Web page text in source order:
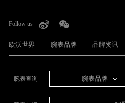
Follow us
欧沃世界 腕表品牌 品牌资讯
腕表查询 腕表品牌